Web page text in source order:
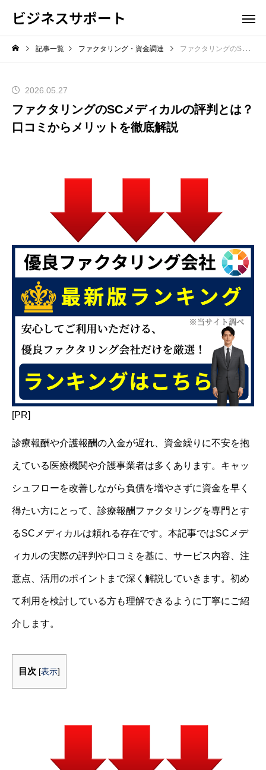
ビジネスサポート
記事一覧 ファクタリング・資金調達 ファクタリングのSCメディカルの評判とは？口コミからメリットを徹底解説
2026.05.27
ファクタリングのSCメディカルの評判とは？
口コミからメリットを徹底解説
[PR]
診療報酬や介護報酬の入金が遅れ、資金繰りに不安を抱
えている医療機関や介護事業者は多くあります。キャッ
シュフローを改善しながら負債を増やさずに資金を早く
得たい方にとって、診療報酬ファクタリングを専門とす
るSCメディカルは頼れる存在です。本記事ではSCメデ
ィカルの実際の評判や口コミを基に、サービス内容、注
意点、活用のポイントまで深く解説していきます。初め
て利用を検討している方も理解できるように丁寧にご紹
介します。
目次 [表示]